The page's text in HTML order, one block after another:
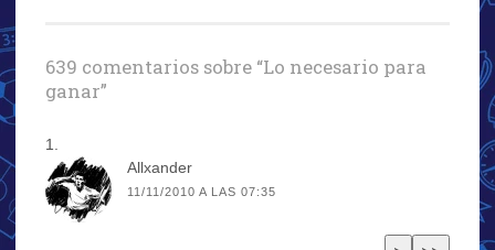
639 comentarios sobre “Lo necesario para
ganar”
Allxander
11/11/2010 A LAS 07:35